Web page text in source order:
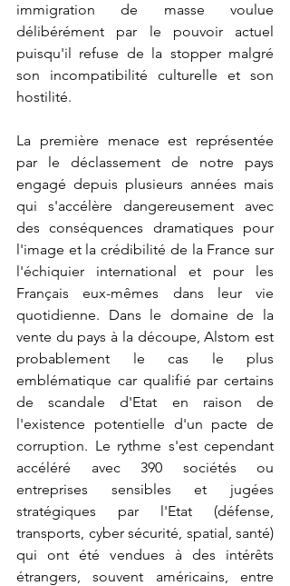
immigration de masse voulue
délibérément par le pouvoir actuel
puisqu'il refuse de la stopper malgré
son incompatibilité culturelle et son
hostilité.
La première menace est représentée
par le déclassement de notre pays
engagé depuis plusieurs années mais
qui s'accélère dangereusement avec
des conséquences dramatiques pour
l'image et la crédibilité de la France sur
l'échiquier international et pour les
Français eux-mêmes dans leur vie
quotidienne. Dans le domaine de la
vente du pays à la découpe, Alstom est
probablement le cas le plus
emblématique car qualifié par certains
de scandale d'Etat en raison de
l'existence potentielle d'un pacte de
corruption. Le rythme s'est cependant
accéléré avec 390 sociétés ou
entreprises sensibles et jugées
stratégiques par l'Etat (défense,
transports, cyber sécurité, spatial, santé)
qui ont été vendues à des intérêts
étrangers, souvent américains, entre